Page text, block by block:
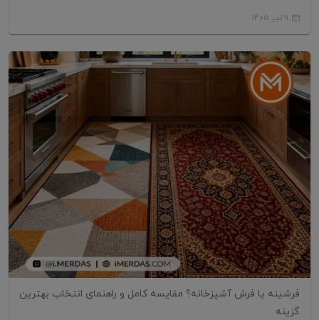
11 تیر 1405
فرشینه یا فرش آشپزخانه؟ مقایسه کامل و راهنمای انتخاب بهترین
گزینه